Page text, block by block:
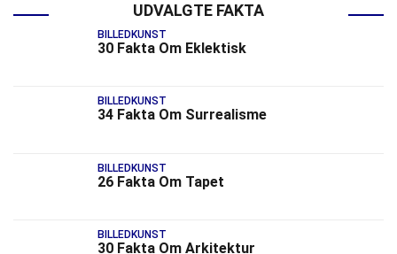
UDVALGTE FAKTA
BILLEDKUNST
30 Fakta Om Eklektisk
BILLEDKUNST
34 Fakta Om Surrealisme
BILLEDKUNST
26 Fakta Om Tapet
BILLEDKUNST
30 Fakta Om Arkitektur